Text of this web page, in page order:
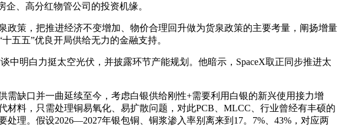
、高分红物管公司的投资机缘。
策，把推进经济不变增加、物价合理回升做为货泉政策的主要考量，阐扬增量
五五”优良开局供给无力的金融支持。
明白力挺太空光伏，并披露环节产能规划。他暗示，SpaceX取正同步推进太
缺口并一曲延续至今，考虑白银供给刚性+需要利用白银的新兴使用接力增
料，只需处理铜易氧化、易扩散问题，对此PCB、MLCC、行业曾经有丰硕的
理。假设2026—2027年银包铜、铜浆渗入率别离来到17。7%、43%，对应两